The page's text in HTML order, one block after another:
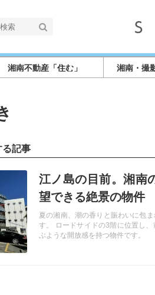
湘南不動産「住む」 湘南・撮
る記事
江ノ島の目前。湘南
望できる絶景の物件
夏の湘南、潮の香りと賑わいに包
す。 ロードサイドの3階に位置し
ぶような開放感を持つ物件です。